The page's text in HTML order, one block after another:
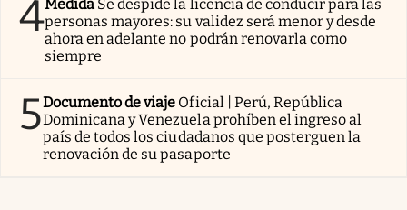
4Medida Se despide la licencia de conducir para las
personas mayores: su validez será menor y desde
ahora en adelante no podrán renovarla como
siempre
5Documento de viaje Oficial | Perú, República
Dominicana y Venezuela prohíben el ingreso al
país de todos los ciudadanos que posterguen la
renovación de su pasaporte